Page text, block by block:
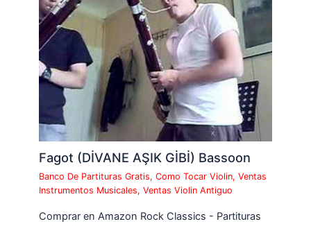
Fagot (DİVANE AŞIK GİBİ) Bassoon
Banco De Partituras Gratis,Como Tocar Violin,Ventas
Instrumentos Musicales,Ventas Violin Antiguo
Comprar en Amazon Rock Classics - Partituras